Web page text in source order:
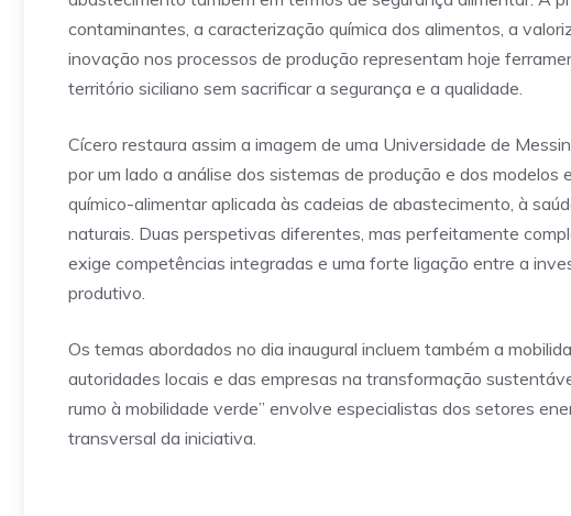
contaminantes, a caracterização química dos alimentos, a
inovação nos processos de produção representam hoje
território siciliano sem sacrificar a segurança e a qualidade.
Cícero restaura assim a imagem de uma Universidade de
por um lado a análise dos sistemas de produção e dos
químico-alimentar aplicada às cadeias de abastecimento, à
naturais. Duas perspetivas diferentes, mas perfeitamente
exige competências integradas e uma forte ligação entre a
produtivo.
Os temas abordados no dia inaugural incluem também a
autoridades locais e das empresas na transformação
rumo à mobilidade verde” envolve especialistas dos setores
transversal da iniciativa.